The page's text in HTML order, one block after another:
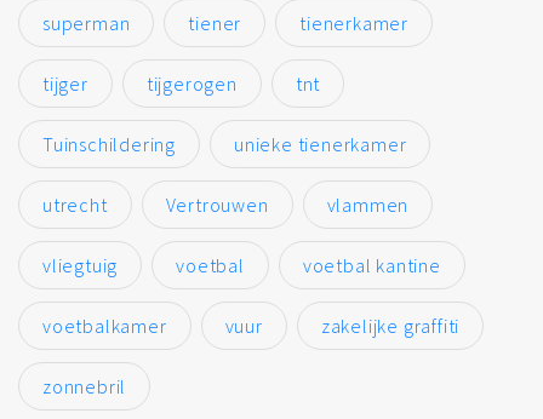
superman tiener tienerkamer
tijger tijgerogen tnt
Tuinschildering unieke tienerkamer
utrecht Vertrouwen vlammen
vliegtuig voetbal voetbal kantine
voetbalkamer vuur zakelijke graffiti
zonnebril